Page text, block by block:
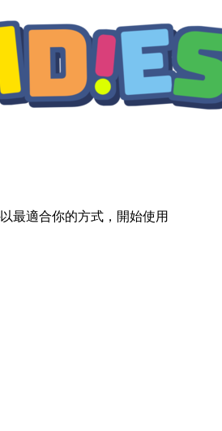
最適合你的方式，開始使用